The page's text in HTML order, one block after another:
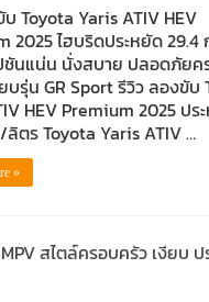
Toyota Yaris ATIV HEV
2025 ไฮบริดประหยัด 29.4
นแน่น นั่งสบาย ปลอดภัยค
รุ่น GR Sport รีวิว ลองขับ
HEV Premium 2025 ปร
ลิตร Toyota Yaris ATIV …
»
สไตล์ครอบครัว เงียบ